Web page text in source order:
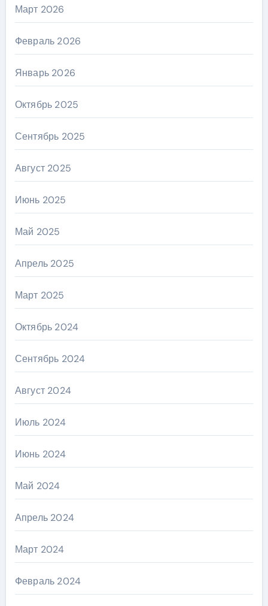
Март 2026
Февраль 2026
Январь 2026
Октябрь 2025
Сентябрь 2025
Август 2025
Июнь 2025
Май 2025
Апрель 2025
Март 2025
Октябрь 2024
Сентябрь 2024
Август 2024
Июль 2024
Июнь 2024
Май 2024
Апрель 2024
Март 2024
Февраль 2024